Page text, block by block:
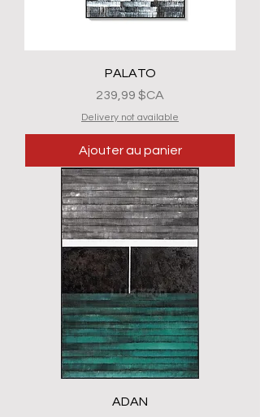
PALATO
Prix
239,99 $CA
Delivery not available
Ajouter au panier
ADAN